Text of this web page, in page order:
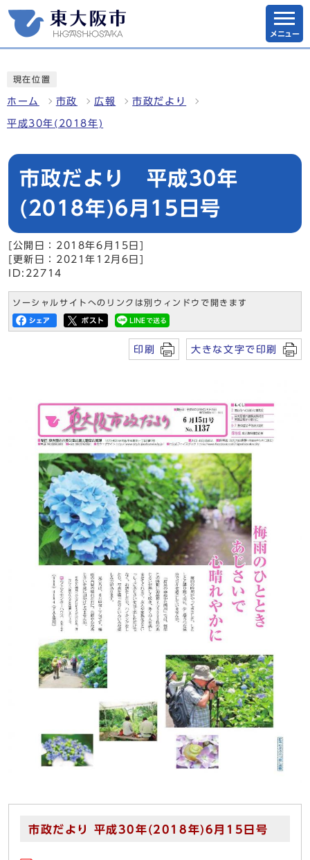
メニュー
現在位置
ホーム 市政 広報 市政だより
平成30年(2018年)
市政だより 平成30年
(2018年)6月15日号
[公開日：2018年6月15日]
[更新日：2021年12月6日]
ID:22714
ソーシャルサイトへのリンクは別ウィンドウで開きます
印刷 大きな文字で印刷
市政だより 平成30年(2018年)6月15日号